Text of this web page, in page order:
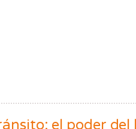
el poder del